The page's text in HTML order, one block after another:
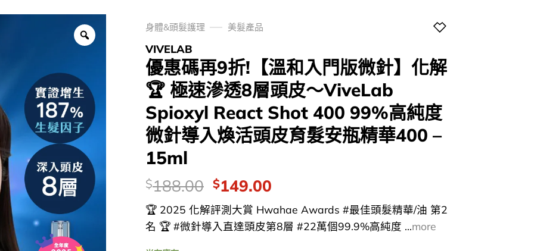
身體&頭髮護理 美髮產品
VIVELAB
優惠碼再9折!【溫和入門版微針】化解
🏆 極速滲透8層頭皮～ViveLab
Spioxyl React Shot 400 99%高純度
微針導入煥活頭皮育髮安瓶精華400 –
15ml
價
錢：
$188.00 Original
price
was:
$188.00.
$149.00Current
is:
$149.00.
🏆 2025 化解評測大賞 Hwahae Awards #最佳頭髮精華/油 第2
名 🏆 #微針導入直達頭皮第8層 #22萬個99.9%高純度 ...more